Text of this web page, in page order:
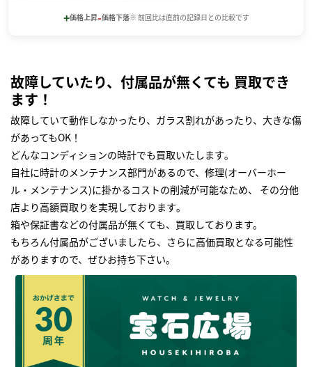
+価格上昇-価格下落※ 前回比は直前の記録日との比較です
故障していたり、付属品が無くても 買取でき
ます！
故障していて動作しなかったり、ガラス割れがあったり、大きな傷
があってもOK！
どんなコンディションの時計でも買取いたします｡
自社に時計のメンテナンス部門があるので、修理(オーバーホー
ル・メンテナンス)に掛かるコストの削減が可能なため、 その分他
店より高額買取りを実現しております｡
箱や保証書などの付属品が無くても、買取しております。
もちろん付属品がございましたら、さらに高価買取となる可能性
がありますので、ぜひお持ち下さい｡